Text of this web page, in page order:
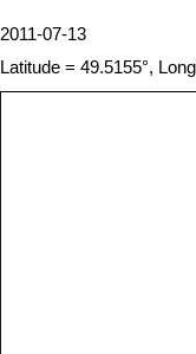
2011-07-13
Latitude = 49.5155°,